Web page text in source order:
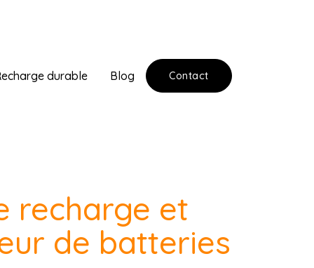
durable Blog Contact
recharge et
de batteries